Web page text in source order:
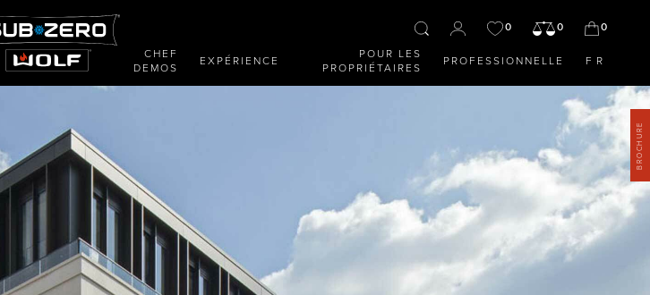
0 0 0
CHEF
DEMOS
EXPÉRIENCE
POUR LES
PROPRIÉTAIRES
PROFESSIONNELLE FR
BROCHURE